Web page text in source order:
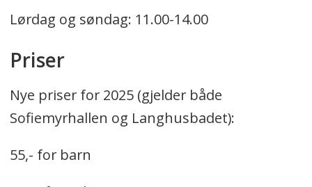
Lørdag og søndag: 11.00-14.00
Priser
Nye priser for 2025 (gjelder både
Sofiemyrhallen og Langhusbadet):
55,- for barn